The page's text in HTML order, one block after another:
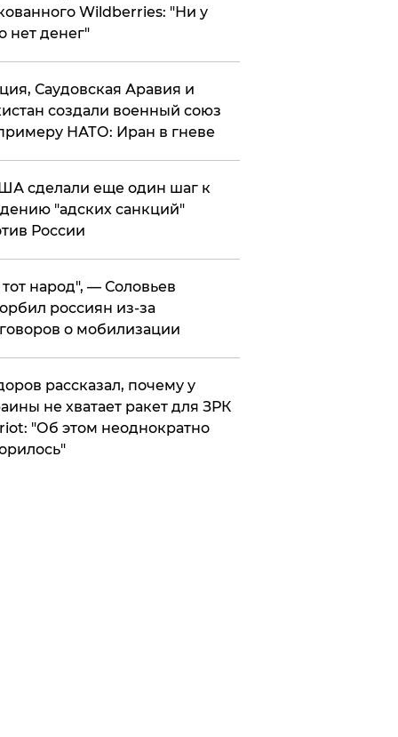
Wildberries: "Ни у
нет денег"
Саудовская Аравия и
создали военный союз
НАТО: Иран в гневе
сделали еще один шаг к
"адских санкций"
России
народ", — Соловьев
россиян из-за
о мобилизации
рассказал, почему у
не хватает ракет для ЗРК
"Об этом неоднократно